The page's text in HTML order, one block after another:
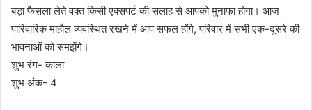
बड़ा फैसला लेते वक्त किसी एक्सपर्ट की सलाह से आपको मुनाफा होगा। आज
पारिवारिक माहौल व्यवस्थित रखने में आप सफल होंगे, परिवार में सभी एक-दूसरे की
भावनाओं को समझेंगे।
शुभ रंग- काला
शुभ अंक- 4